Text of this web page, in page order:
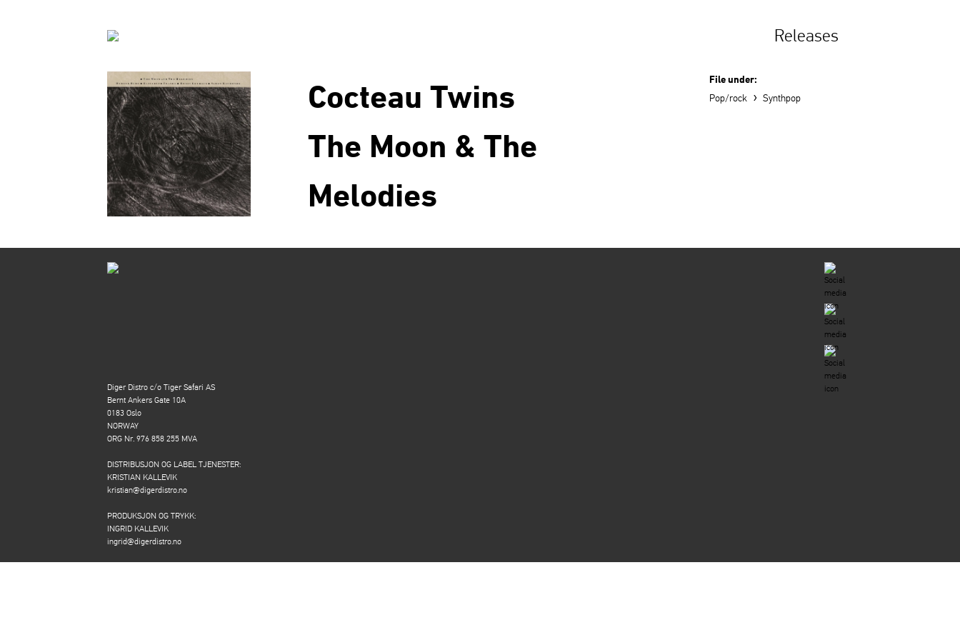
Releases
Cocteau Twins
The Moon & The
Melodies
File under:
Pop/rock › Synthpop
Diger Distro c/o Tiger Safari AS
Bernt Ankers Gate 10A
0183 Oslo
NORWAY
ORG Nr. 976 858 255 MVA
DISTRIBUSJON OG LABEL TJENESTER:
KRISTIAN KALLEVIK
kristian@digerdistro.no
PRODUKSJON OG TRYKK:
INGRID KALLEVIK
ingrid@digerdistro.no